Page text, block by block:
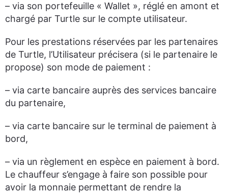
– via son portefeuille « Wallet », réglé en amont et
chargé par Turtle sur le compte utilisateur.
Pour les prestations réservées par les partenaires
de Turtle, l’Utilisateur précisera (si le partenaire le
propose) son mode de paiement :
– via carte bancaire auprès des services bancaire
du partenaire,
– via carte bancaire sur le terminal de paiement à
bord,
– via un règlement en espèce en paiement à bord.
Le chauffeur s’engage à faire son possible pour
avoir la monnaie permettant de rendre la